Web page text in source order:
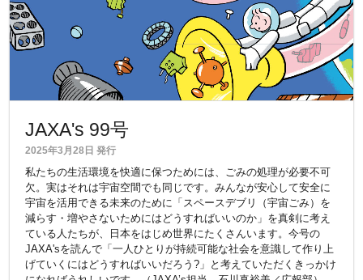
JAXA's 99号
2025年3月28日 発行
私たちの生活環境を快適に保つためには、ごみの処理が必要不可
欠。実はそれは宇宙空間でも同じです。みんなが安心して安全に
宇宙を活用できる未来のために「スペースデブリ（宇宙ごみ）を
減らす・増やさないためにはどうすればいいのか」を真剣に考え
ている人たちが、日本をはじめ世界にたくさんいます。今号の
JAXA'sを読んで「一人ひとりが持続可能な社会を意識して作り上
げていくにはどうすればいいだろう?」と考えていただくきっかけ